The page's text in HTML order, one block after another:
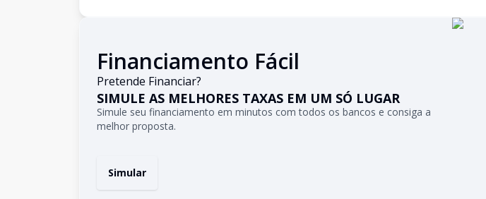
Financiamento Fácil
Pretende Financiar?
SIMULE AS MELHORES TAXAS EM UM SÓ LUGAR
Simule seu financiamento em minutos com todos os bancos e consiga a
melhor proposta.
Simular